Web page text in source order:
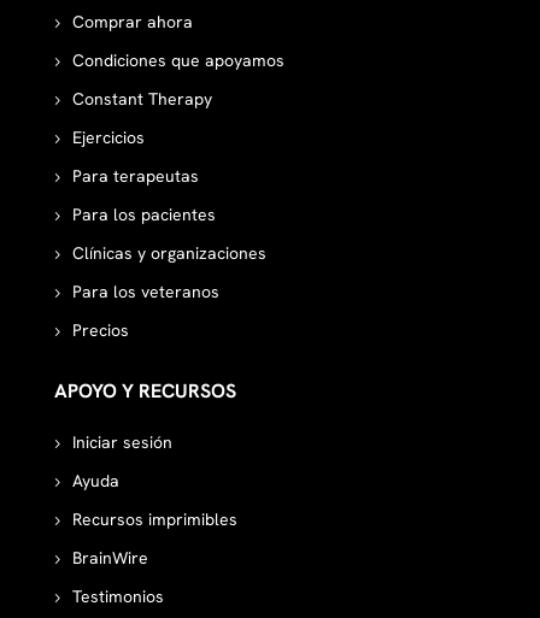
Comprar ahora
Condiciones que apoyamos
Constant Therapy
Ejercicios
Para terapeutas
Para los pacientes
Clínicas y organizaciones
Para los veteranos
Precios
APOYO Y RECURSOS
Iniciar sesión
Ayuda
Recursos imprimibles
BrainWire
Testimonios